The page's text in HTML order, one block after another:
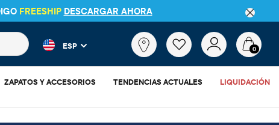
FREESHIP DESCARGAR AHORA
más populares y los resultados de productos a medida que
¿Qué
estás
ESP 0
ZAPATOS Y ACCESORIOS TENDENCIAS ACTUALES LIQUIDACIÓN